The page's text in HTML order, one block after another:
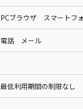
PCブラウザ スマートフ
電話 メール
最低利用期間の制限なし